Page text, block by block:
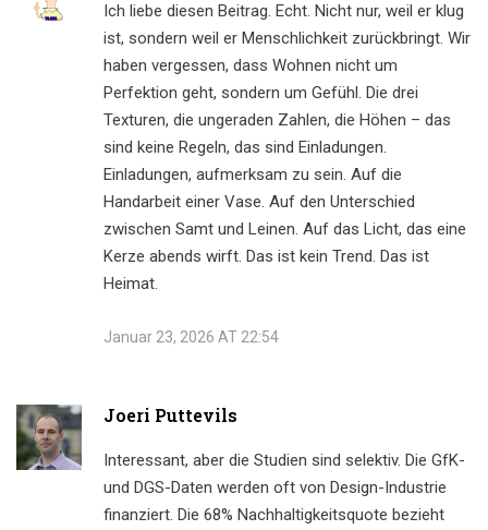
Ich liebe diesen Beitrag. Echt. Nicht nur, weil er klug
ist, sondern weil er Menschlichkeit zurückbringt. Wir
haben vergessen, dass Wohnen nicht um
Perfektion geht, sondern um Gefühl. Die drei
Texturen, die ungeraden Zahlen, die Höhen – das
sind keine Regeln, das sind Einladungen.
Einladungen, aufmerksam zu sein. Auf die
Handarbeit einer Vase. Auf den Unterschied
zwischen Samt und Leinen. Auf das Licht, das eine
Kerze abends wirft. Das ist kein Trend. Das ist
Heimat.
Januar 23, 2026 AT 22:54
Joeri Puttevils
Interessant, aber die Studien sind selektiv. Die GfK-
und DGS-Daten werden oft von Design-Industrie
finanziert. Die 68% Nachhaltigkeitsquote bezieht